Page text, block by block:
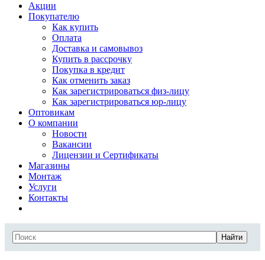
Акции
Покупателю
Как купить
Оплата
Доставка и самовывоз
Купить в рассрочку
Покупка в кредит
Как отменить заказ
Как зарегистрироваться физ-лицу
Как зарегистрироваться юр-лицу
Оптовикам
О компании
Новости
Вакансии
Лицензии и Сертификаты
Магазины
Монтаж
Услуги
Контакты
Найти